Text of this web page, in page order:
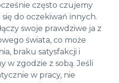
często czujemy
do oczekiwań innych.
swoje prawdziwe ja z
świata, co może
braku satysfakcji i
w zgodzie z sobą. Jeśli
w pracy, nie